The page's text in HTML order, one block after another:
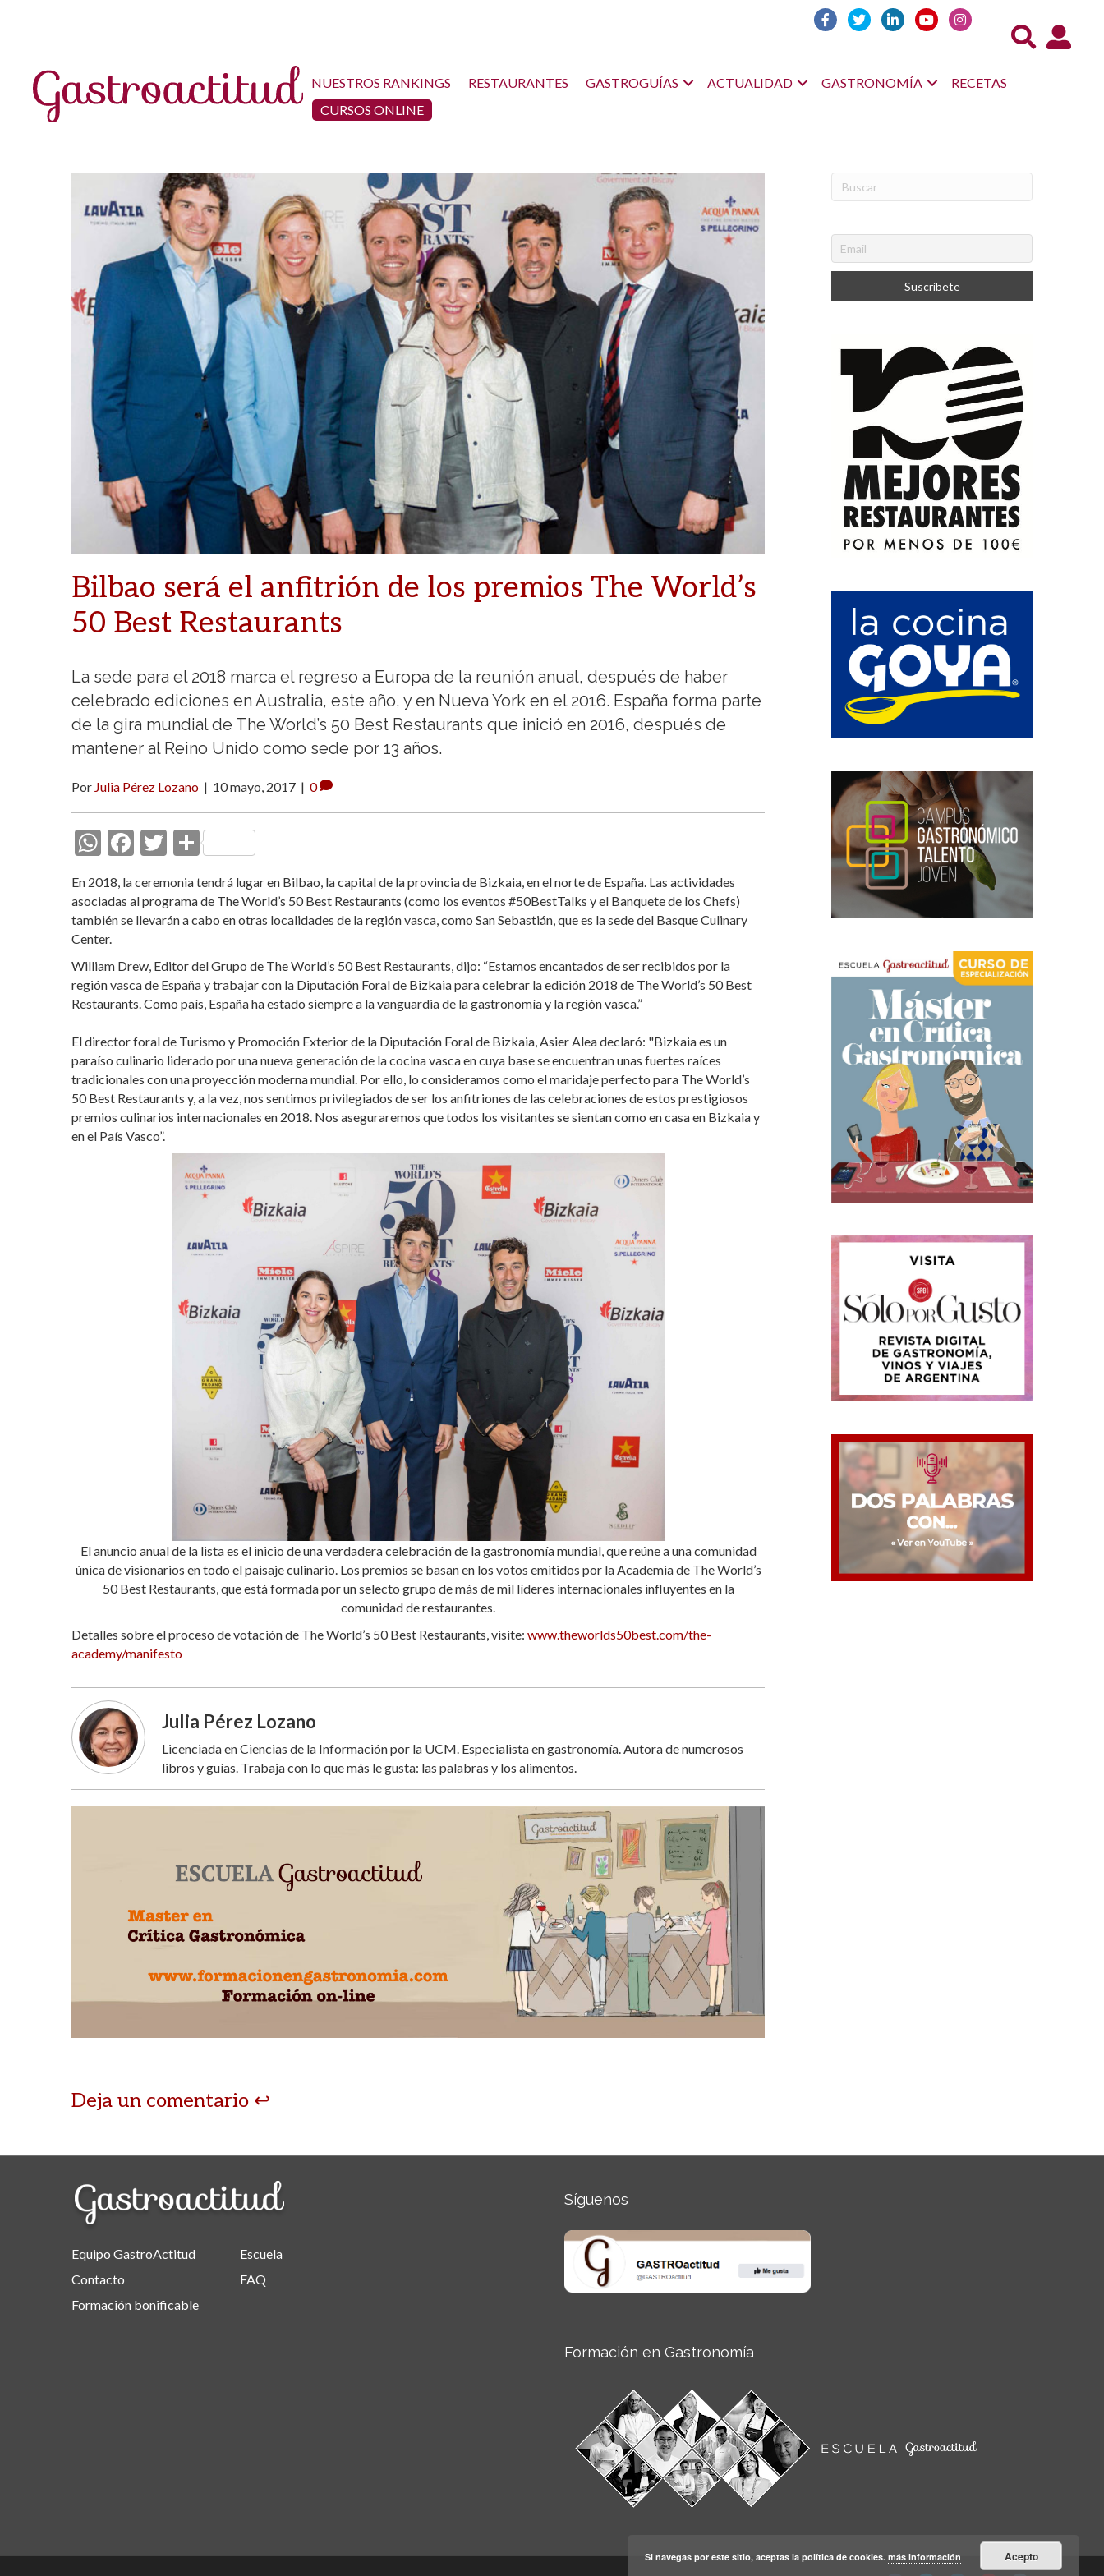
Acceso
NUESTROS RANKINGS RESTAURANTES GASTROGUÍAS ACTUALIDAD GASTRONOMÍA
RECETAS
CURSOS ONLINE
Bilbao será el anfitrión de los premios The World’s
50 Best Restaurants
La sede para el 2018 marca el regreso a Europa de la reunión anual, después de haber
celebrado ediciones en Australia, este año, y en Nueva York en el 2016. España forma parte
de la gira mundial de The World’s 50 Best Restaurants que inició en 2016, después de
mantener al Reino Unido como sede por 13 años.
Por Julia Pérez Lozano | 10 mayo, 2017 | 0
W
at
s
A
p
p
F
e
b
o
k
T
itt
er
C
m
p
ti
r
En 2018, la ceremonia tendrá lugar en Bilbao, la capital de la provincia de Bizkaia, en el norte de España. Las actividades
asociadas al programa de The World’s 50 Best Restaurants (como los eventos #50BestTalks y el Banquete de los Chefs)
también se llevarán a cabo en otras localidades de la región vasca, como San Sebastián, que es la sede del Basque Culinary
Center.
William Drew, Editor del Grupo de The World’s 50 Best Restaurants, dijo: “Estamos encantados de ser recibidos por la
región vasca de España y trabajar con la Diputación Foral de Bizkaia para celebrar la edición 2018 de The World’s 50 Best
Restaurants. Como país, España ha estado siempre a la vanguardia de la gastronomía y la región vasca.”
El director foral de Turismo y Promoción Exterior de la Diputación Foral de Bizkaia, Asier Alea declaró: "Bizkaia es un
paraíso culinario liderado por una nueva generación de la cocina vasca en cuya base se encuentran unas fuertes raíces
tradicionales con una proyección moderna mundial. Por ello, lo consideramos como el maridaje perfecto para The World’s
50 Best Restaurants y, a la vez, nos sentimos privilegiados de ser los anfitriones de las celebraciones de estos prestigiosos
premios culinarios internacionales en 2018. Nos aseguraremos que todos los visitantes se sientan como en casa en Bizkaia y
en el País Vasco”.
El anuncio anual de la lista es el inicio de una verdadera celebración de la gastronomía mundial, que reúne a una comunidad
única de visionarios en todo el paisaje culinario. Los premios se basan en los votos emitidos por la Academia de The World’s
50 Best Restaurants, que está formada por un selecto grupo de más de mil líderes internacionales influyentes en la
comunidad de restaurantes.
Detalles sobre el proceso de votación de The World’s 50 Best Restaurants, visite: www.theworlds50best.com/the-
academy/manifesto
Julia Pérez Lozano
Licenciada en Ciencias de la Información por la UCM. Especialista en gastronomía. Autora de numerosos
libros y guías. Trabaja con lo que más le gusta: las palabras y los alimentos.
Deja un comentario
Equipo GastroActitud
Contacto
Formación bonificable
Escuela
FAQ
Síguenos
Formación en Gastronomía
Si navegas por este sitio, aceptas la política de cookies. más información Acepto